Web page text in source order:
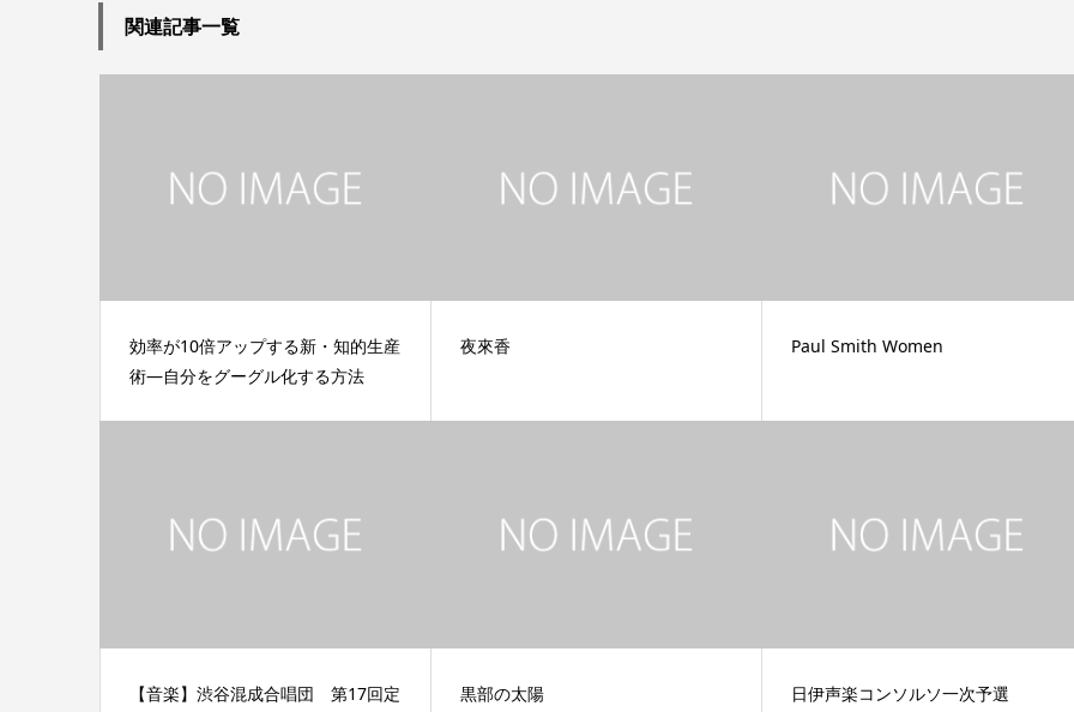
関連記事一覧
効率が10倍アップする新・知的生産
術―自分をグーグル化する方法
夜來香 Paul Smith Women
【音楽】渋谷混成合唱団 第17回定
黒部の太陽 日伊声楽コンソルソ一次予選